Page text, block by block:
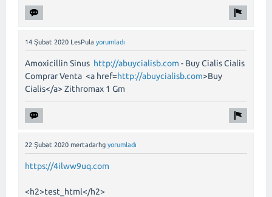
14 Şubat 2020 LesPula yorumladı
Amoxicillin Sinus http://abuycialisb.com - Buy Cialis Cialis
Comprar Venta <a href=http://abuycialisb.com>Buy
Cialis</a> Zithromax 1 Gm
22 Şubat 2020 mertadarhg yorumladı
https://4ilww9uq.com
<h2>test_html</h2>